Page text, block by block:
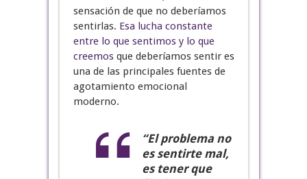
sensación de que no deberíamos
sentirlas. Esa lucha constante
entre lo que sentimos y lo que
creemosque deberíamos sentir es
una de las principales fuentes de
agotamiento emocional
moderno.
“El problema no
es sentirte mal,
es tener que